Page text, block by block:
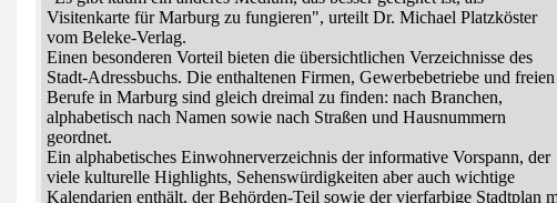
Visitenkarte für Marburg zu fungieren", urteilt Dr. Michael Platzköster
vom Beleke-Verlag.
Einen besonderen Vorteil bieten die übersichtlichen Verzeichnisse des
Stadt-Adressbuchs. Die enthaltenen Firmen, Gewerbebetriebe und freien
Berufe in Marburg sind gleich dreimal zu finden: nach Branchen,
alphabetisch nach Namen sowie nach Straßen und Hausnummern
geordnet.
Ein alphabetisches Einwohnerverzeichnis der informative Vorspann, der
viele kulturelle Highlights, Sehenswürdigkeiten aber auch wichtige
Kalendarien enthält, der Behörden-Teil sowie der vierfarbige Stadtplan